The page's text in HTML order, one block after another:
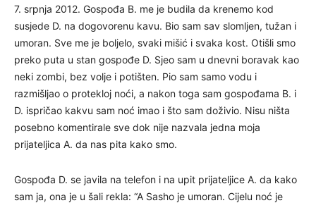
7. srpnja 2012. Gospođa B. me je budila da krenemo kod
susjede D. na dogovorenu kavu. Bio sam sav slomljen, tužan i
umoran. Sve me je boljelo, svaki mišić i svaka kost. Otišli smo
preko puta u stan gospođe D. Sjeo sam u dnevni boravak kao
neki zombi, bez volje i potišten. Pio sam samo vodu i
razmišljao o protekloj noći, a nakon toga sam gospođama B. i
D. ispričao kakvu sam noć imao i što sam doživio. Nisu ništa
posebno komentirale sve dok nije nazvala jedna moja
prijateljica A. da nas pita kako smo.
Gospođa D. se javila na telefon i na upit prijateljice A. da kako
sam ja, ona je u šali rekla: “A Sasho je umoran. Cijelu noć je